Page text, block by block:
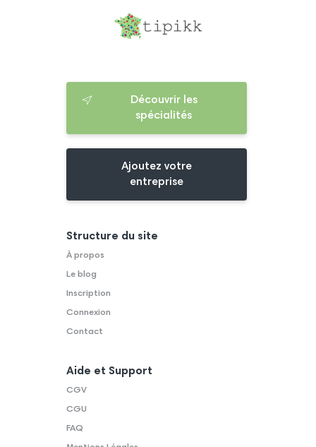
Découvrir les
spécialités
Ajoutez votre
entreprise
Structure du site
À propos
Le blog
Inscription
Connexion
Contact
Aide et Support
CGV
CGU
FAQ